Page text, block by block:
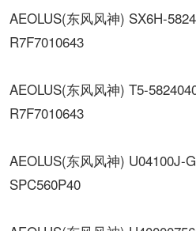
AEOLUS(东风风神) SX6H-
R7F7010643
AEOLUS(东风风神) T5-
R7F7010643
AEOLUS(东风风神) U04100J-
SPC560P40